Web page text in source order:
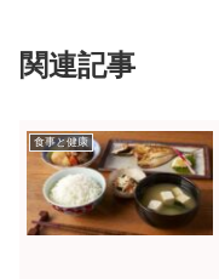
関連記事
食事と健康